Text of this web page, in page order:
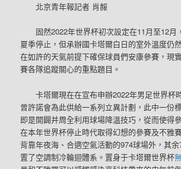
北京青年報記者 肖赧
固然2022年世界杯初次設定在11月至12月
夏季停止，但承辦國卡塔爾白日的室外溫度仍
在如許的天氣前提下確保球員們安康參賽，現
賽各隊追蹤關心的重點題目。
卡塔爾現在在宣布申辦2022年男足世界杯
曾許諾會為此供給一系列立異計劃，此中一份
即是開闢并周全利用球場降溫技巧，從而使得
在本年世界杯停止時代取得幻想的參賽及不雅
背靠年夜海、合適空氣活動的974球場外，其
置了空調制冷輪迴體系。置身于卡塔爾世界杯